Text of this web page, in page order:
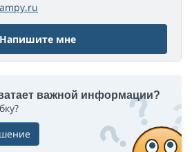
Напишите мне
важной информации?